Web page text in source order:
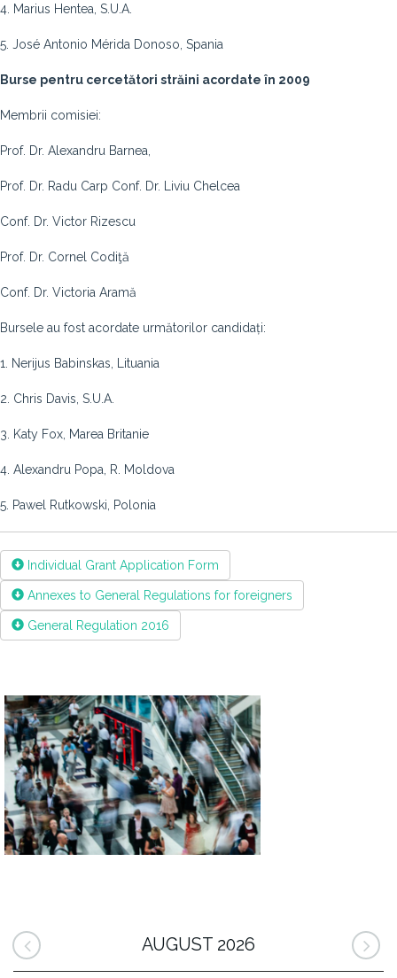
4. Marius Hentea, S.U.A.
5. José Antonio Mérida Donoso, Spania
Burse pentru cercetători străini acordate în 2009
Membrii comisiei:
Prof. Dr. Alexandru Barnea,
Prof. Dr. Radu Carp Conf. Dr. Liviu Chelcea
Conf. Dr. Victor Rizescu
Prof. Dr. Cornel Codiţă
Conf. Dr. Victoria Aramă
Bursele au fost acordate următorilor candidați:
1. Nerijus Babinskas, Lituania
2. Chris Davis, S.U.A.
3. Katy Fox, Marea Britanie
4. Alexandru Popa, R. Moldova
5. Pawel Rutkowski, Polonia
Individual Grant Application Form
Annexes to General Regulations for foreigners
General Regulation 2016
AUGUST 2026